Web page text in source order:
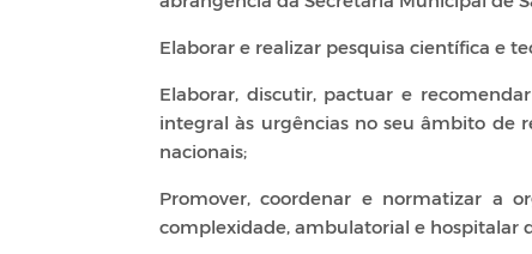
Elaborar e realizar pesquisa científica e
Elaborar, discutir, pactuar e
integral às urgências no seu âmbito de
nacionais;
Promover, coordenar e normatizar a
complexidade, ambulatorial e hospitalar